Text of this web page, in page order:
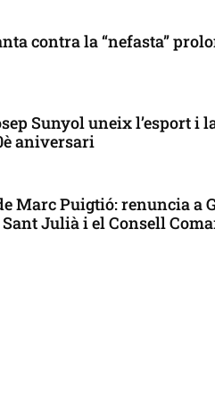
contra la “nefasta”
Sunyol uneix l’esport i
aniversari
Marc Puigtió: renuncia a
Julià i el Consell